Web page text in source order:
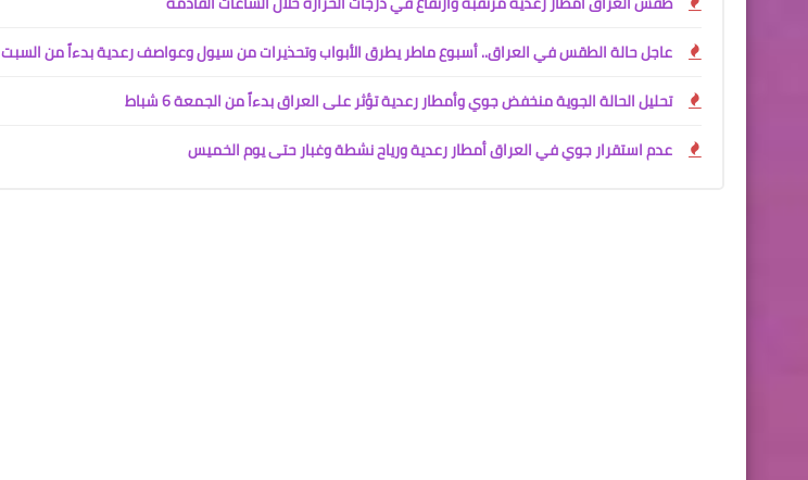
عاجل حالة الطقس في العراق.. أسبوع ماطر يطرق الأبواب وتحذيرات من سيول وعواصف رعدية بدءاً من السبت
تحليل الحالة الجوية منخفض جوي وأمطار رعدية تؤثر على العراق بدءاً من الجمعة 6 شباط
عدم استقرار جوي في العراق أمطار رعدية ورياح نشطة وغبار حتى يوم الخميس